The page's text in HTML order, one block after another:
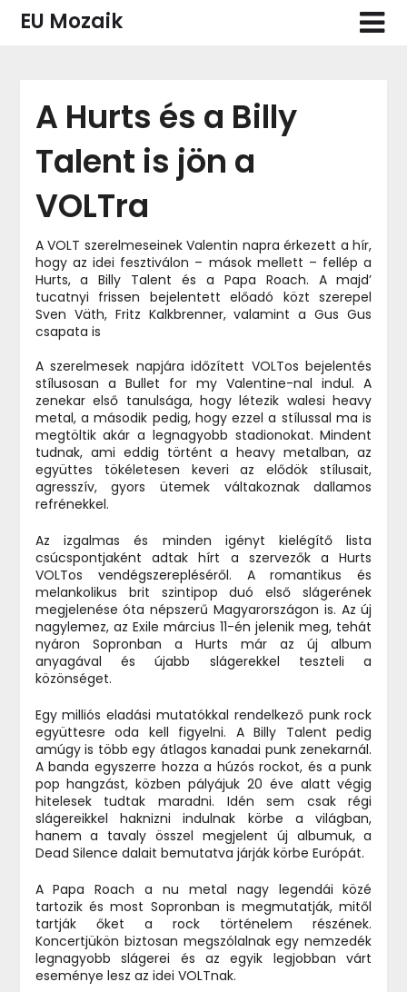
SkipEU Mozaik
A Hurts és a Billy
Talent is jön a
VOLTra
A VOLT szerelmeseinek Valentin napra érkezett a hír,
hogy az idei fesztiválon – mások mellett – fellép a
Hurts, a Billy Talent és a Papa Roach. A majd’
tucatnyi frissen bejelentett előadó közt szerepel
Sven Väth, Fritz Kalkbrenner, valamint a Gus Gus
csapata is
A szerelmesek napjára időzített VOLTos bejelentés
stílusosan a Bullet for my Valentine-nal indul. A
zenekar első tanulsága, hogy létezik walesi heavy
metal, a második pedig, hogy ezzel a stílussal ma is
megtöltik akár a legnagyobb stadionokat. Mindent
tudnak, ami eddig történt a heavy metalban, az
együttes tökéletesen keveri az elődök stílusait,
agresszív, gyors ütemek váltakoznak dallamos
refrénekkel.
Az izgalmas és minden igényt kielégítő lista
csúcspontjaként adtak hírt a szervezők a Hurts
VOLTos vendégszerepléséről. A romantikus és
melankolikus brit szintipop duó első slágerének
megjelenése óta népszerű Magyarországon is. Az új
nagylemez, az Exile március 11-én jelenik meg, tehát
nyáron Sopronban a Hurts már az új album
anyagával és újabb slágerekkel teszteli a
közönséget.
Egy milliós eladási mutatókkal rendelkező punk rock
együttesre oda kell figyelni. A Billy Talent pedig
amúgy is több egy átlagos kanadai punk zenekarnál.
A banda egyszerre hozza a húzós rockot, és a punk
pop hangzást, közben pályájuk 20 éve alatt végig
hitelesek tudtak maradni. Idén sem csak régi
slágereikkel haknizni indulnak körbe a világban,
hanem a tavaly összel megjelent új albumuk, a
Dead Silence dalait bemutatva járják körbe Európát.
A Papa Roach a nu metal nagy legendái közé
tartozik és most Sopronban is megmutatják, mitől
tartják őket a rock történelem részének.
Koncertjükön biztosan megszólalnak egy nemzedék
legnagyobb slágerei és az egyik legjobban várt
eseménye lesz az idei VOLTnak.